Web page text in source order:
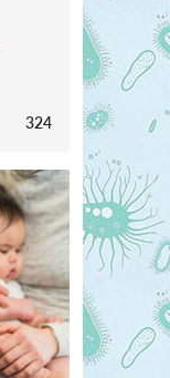
324